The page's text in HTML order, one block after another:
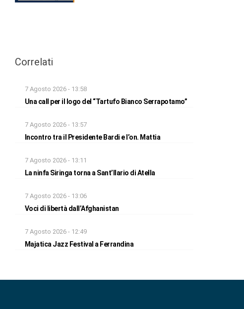
Correlati
7 Agosto 2026 - 13:58
Una call per il logo del “Tartufo Bianco Serrapotamo”
7 Agosto 2026 - 13:57
Incontro tra il Presidente Bardi e l’on. Mattia
7 Agosto 2026 - 13:11
La ninfa Siringa torna a Sant’Ilario di Atella
7 Agosto 2026 - 13:06
Voci di libertà dall’Afghanistan
7 Agosto 2026 - 12:49
Majatica Jazz Festival a Ferrandina